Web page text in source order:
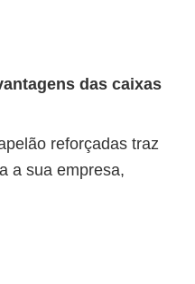
das caixas
reforçadas traz
a sua empresa,